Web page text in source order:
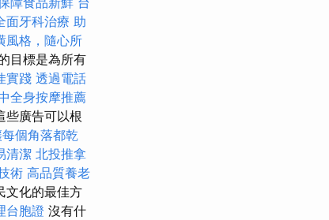
面牙科治療 助
風格，隨心所
目標是為所有
實踐 透過電話
全身按摩推薦
些廣告可以根
個角落都乾
清潔 北投推拿
術 高品質養老
文化的最佳方
台胞證 沒有什